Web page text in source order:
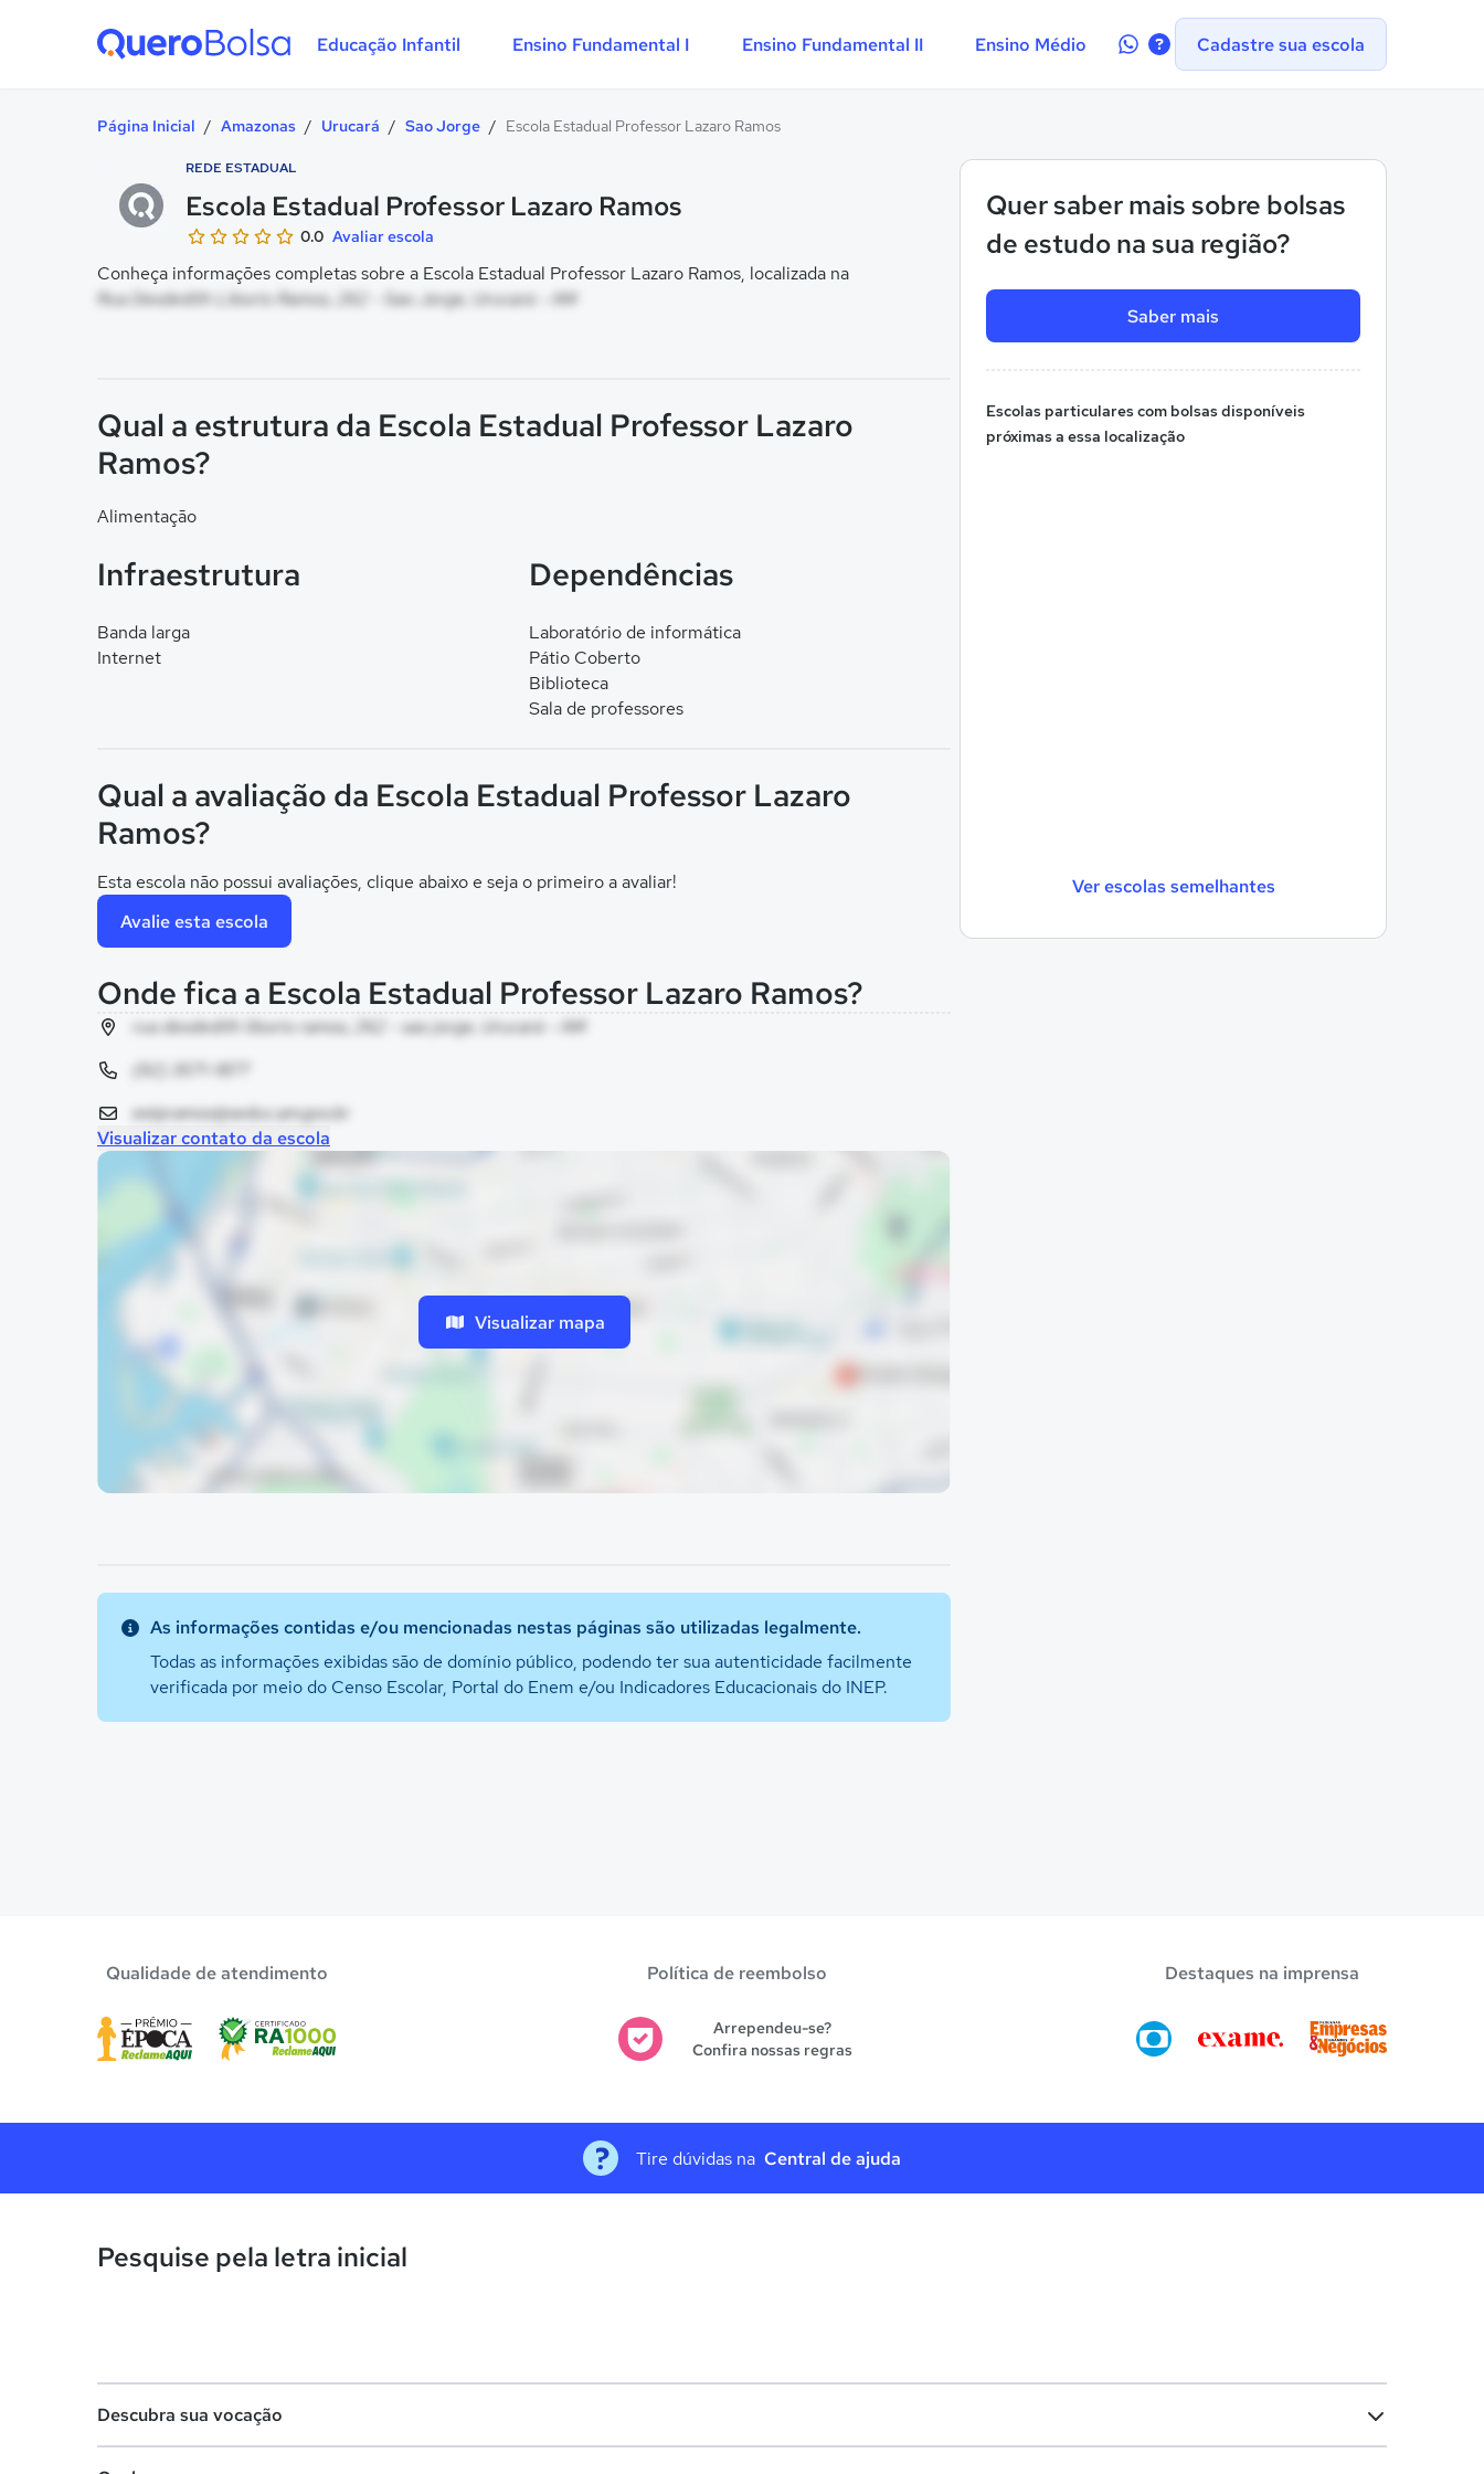
Educação Infantil Ensino Fundamental I Ensino Fundamental II Ensino Médio
Contate-Cadastre sua escola
Página Inicial / Amazonas / Urucará / Sao Jorge / Escola Estadual Professor Lazaro Ramos
REDE ESTADUAL
Escola Estadual Professor Lazaro Ramos
0.0 Avaliar escola
Conheça informações completas sobre a Escola Estadual Professor Lazaro Ramos, localizada na
Rua Desdedith Liborio Ramos, 262 - Sao Jorge, Urucará - AM
Quer saber mais sobre bolsas
de estudo na sua região?
Saber mais
Escolas particulares com bolsas disponíveis
próximas a essa localização
Ver escolas semelhantes
Qual a estrutura da Escola Estadual Professor Lazaro
Ramos?
Alimentação
Infraestrutura
Banda larga
Internet
Dependências
Laboratório de informática
Pátio Coberto
Biblioteca
Sala de professores
Qual a avaliação da Escola Estadual Professor Lazaro
Ramos?
Esta escola não possui avaliações, clique abaixo e seja o primeiro a avaliar!
Avalie esta escola
Onde fica a Escola Estadual Professor Lazaro Ramos?
rua desdedith liborio ramos, 262 - sao jorge, Urucará - AM
(92) 3571-1877
eelpramos@seduc.am.gov.br
Visualizar contato da escola
Visualizar mapa
As informações contidas e/ou mencionadas nestas páginas são utilizadas legalmente.
Todas as informações exibidas são de domínio público, podendo ter sua autenticidade facilmente
verificada por meio do Censo Escolar, Portal do Enem e/ou Indicadores Educacionais do INEP.
Qualidade de atendimento Política de reembolso
Arrependeu-se?
Confira nossas regras
Destaques na imprensa
Tire dúvidas na Central de ajuda
Pesquise pela letra inicial
Descubra sua vocação